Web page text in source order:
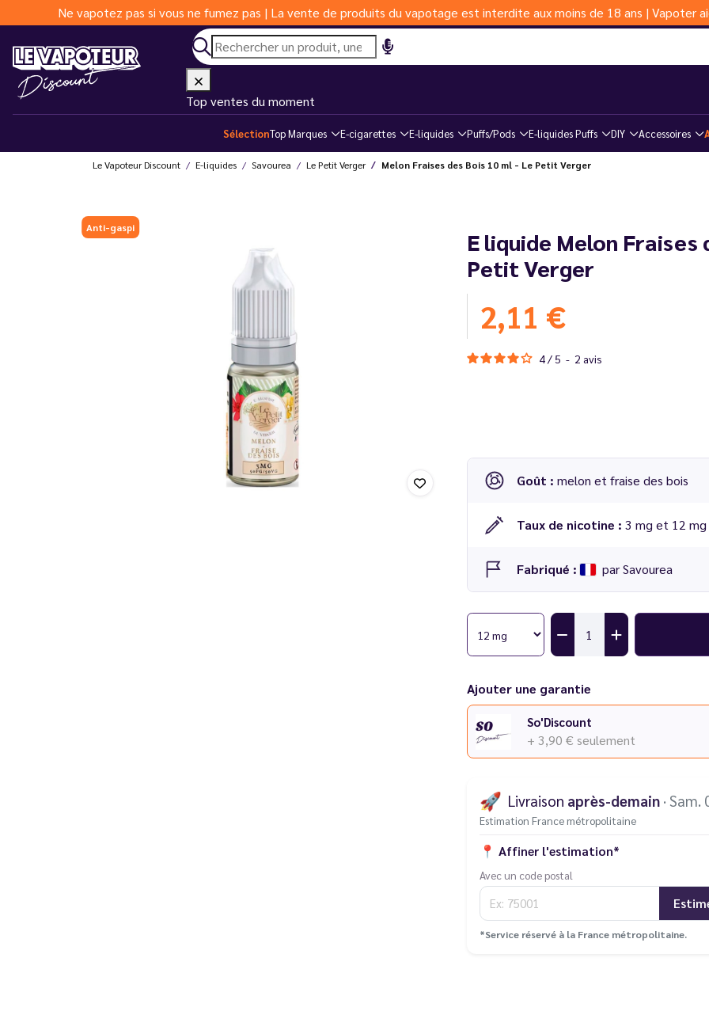
Ne vapotez pas si vous ne fumez pas | La vente de produits du vapotage est interdite aux moins de 18 ans | Vapoter
Top ventes du moment
SélectionTop Marques E-cigarettes E-liquides Puffs/Pods E-liquides Puffs DIY Accessoires
Le Vapoteur Discount E-liquides Savourea Le Petit Verger Melon Fraises des Bois 10 ml - Le Petit Verger
Anti-gaspi
E liquide Melon Fraises
Petit Verger
2,11 €
4/ 5 - 2 avis
Goût : melon et fraise des bois
Taux de nicotine : 3 mg et 12 mg
Fabriqué : par Savourea
Ajouter une garantie
So'Discount
+ 3,90 € seulement
🚀 Livraison après-demain ·
Estimation France métropolitaine
📍 Affiner l'estimation*
Avec un code postal
*Service réservé à la France métropolitaine.